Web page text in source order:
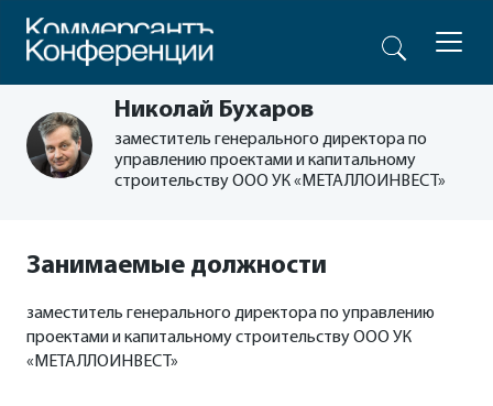
Николай Бухаров
заместитель генерального директора по
управлению проектами и капитальному
строительству ООО УК «МЕТАЛЛОИНВЕСТ»
Занимаемые должности
заместитель генерального директора по управлению
проектами и капитальному строительству ООО УК
«МЕТАЛЛОИНВЕСТ»